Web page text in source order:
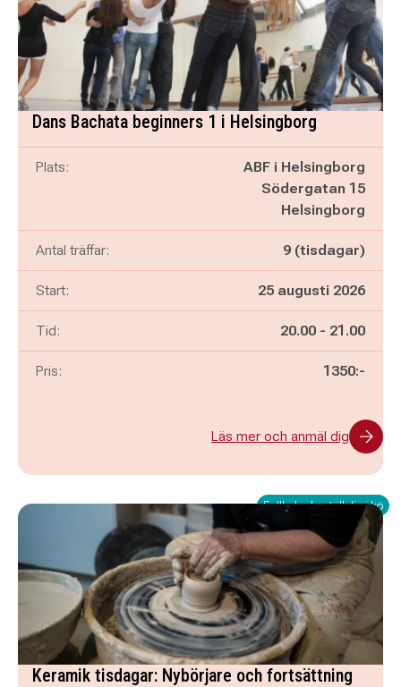
Dans Bachata beginners 1 i Helsingborg
Plats:
ABF i Helsingborg
Södergatan 15
Helsingborg
Antal träffar: 9 (tisdagar)
Start: 25 augusti 2026
Tid: Pågår mellan
20.00 - och
21.00
Pris: 1350:-
Läs mer och anmäl dig
Fullbokad - ställ dig i kö
Keramik tisdagar: Nybörjare och fortsättning